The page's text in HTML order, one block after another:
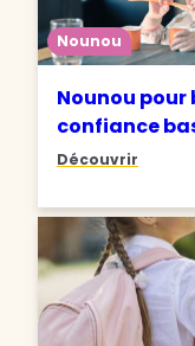
Nounou
Nounou pour
confiance
Découvrir